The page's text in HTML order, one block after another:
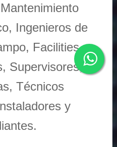
Ingenieros de
Facilities,
Supervisores,
Técnicos
y